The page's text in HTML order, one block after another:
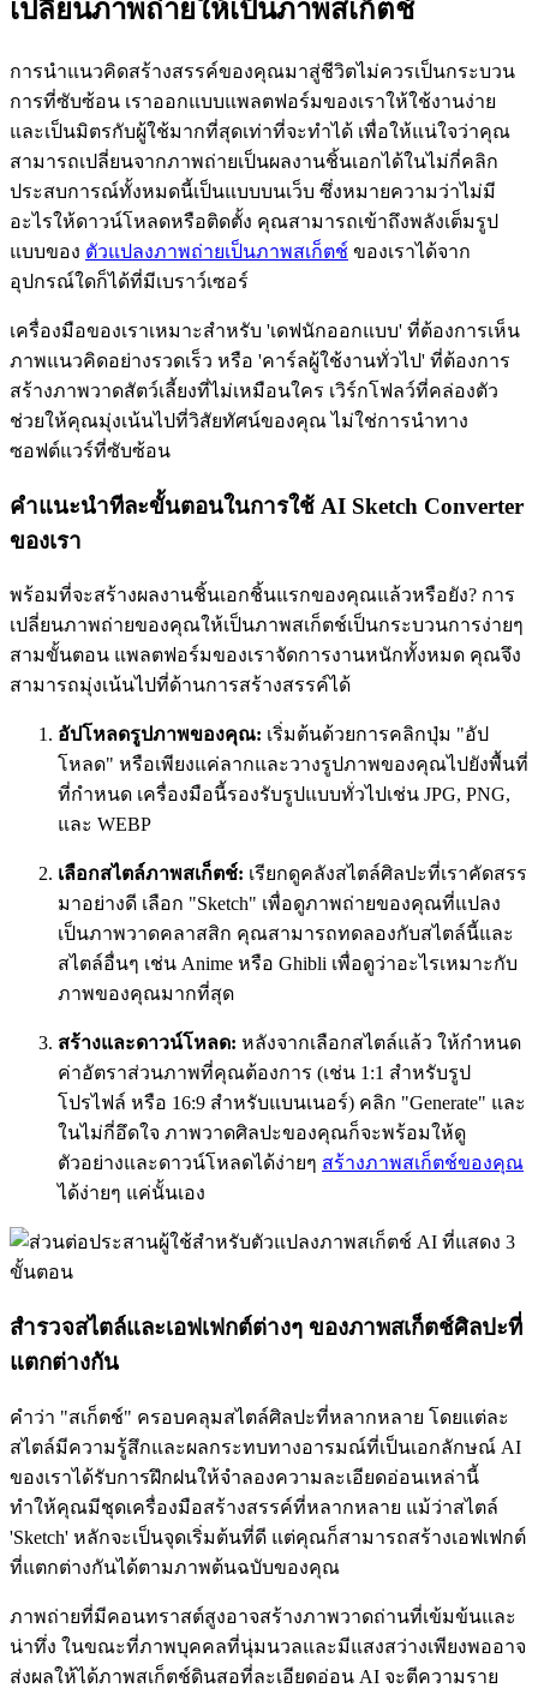
เปลี่ยนภาพถ่ายให้เป็นภาพสเก็ตช์
การนำแนวคิดสร้างสรรค์ของคุณมาสู่ชีวิตไม่ควรเป็นกระบวน
การที่ซับซ้อน เราออกแบบแพลตฟอร์มของเราให้ใช้งานง่าย
และเป็นมิตรกับผู้ใช้มากที่สุดเท่าที่จะทำได้ เพื่อให้แน่ใจว่าคุณ
สามารถเปลี่ยนจากภาพถ่ายเป็นผลงานชิ้นเอกได้ในไม่กี่คลิก
ประสบการณ์ทั้งหมดนี้เป็นแบบบนเว็บ ซึ่งหมายความว่าไม่มี
อะไรให้ดาวน์โหลดหรือติดตั้ง คุณสามารถเข้าถึงพลังเต็มรูป
แบบของ ตัวแปลงภาพถ่ายเป็นภาพสเก็ตช์ ของเราได้จาก
อุปกรณ์ใดก็ได้ที่มีเบราว์เซอร์
เครื่องมือของเราเหมาะสำหรับ 'เดฟนักออกแบบ' ที่ต้องการเห็น
ภาพแนวคิดอย่างรวดเร็ว หรือ 'คาร์ลผู้ใช้งานทั่วไป' ที่ต้องการ
สร้างภาพวาดสัตว์เลี้ยงที่ไม่เหมือนใคร เวิร์กโฟลว์ที่คล่องตัว
ช่วยให้คุณมุ่งเน้นไปที่วิสัยทัศน์ของคุณ ไม่ใช่การนำทาง
ซอฟต์แวร์ที่ซับซ้อน
คำแนะนำทีละขั้นตอนในการใช้ AI Sketch Converter
ของเรา
พร้อมที่จะสร้างผลงานชิ้นเอกชิ้นแรกของคุณแล้วหรือยัง? การ
เปลี่ยนภาพถ่ายของคุณให้เป็นภาพสเก็ตช์เป็นกระบวนการง่ายๆ
สามขั้นตอน แพลตฟอร์มของเราจัดการงานหนักทั้งหมด คุณจึง
สามารถมุ่งเน้นไปที่ด้านการสร้างสรรค์ได้
อัปโหลดรูปภาพของคุณ: เริ่มต้นด้วยการคลิกปุ่ม "อัป
โหลด" หรือเพียงแค่ลากและวางรูปภาพของคุณไปยังพื้นที่
ที่กำหนด เครื่องมือนี้รองรับรูปแบบทั่วไปเช่น JPG, PNG,
และ WEBP
เลือกสไตล์ภาพสเก็ตช์: เรียกดูคลังสไตล์ศิลปะที่เราคัดสรร
มาอย่างดี เลือก "Sketch" เพื่อดูภาพถ่ายของคุณที่แปลง
เป็นภาพวาดคลาสสิก คุณสามารถทดลองกับสไตล์นี้และ
สไตล์อื่นๆ เช่น Anime หรือ Ghibli เพื่อดูว่าอะไรเหมาะกับ
ภาพของคุณมากที่สุด
สร้างและดาวน์โหลด: หลังจากเลือกสไตล์แล้ว ให้กำหนด
ค่าอัตราส่วนภาพที่คุณต้องการ (เช่น 1:1 สำหรับรูป
โปรไฟล์ หรือ 16:9 สำหรับแบนเนอร์) คลิก "Generate" และ
ในไม่กี่อึดใจ ภาพวาดศิลปะของคุณก็จะพร้อมให้ดู
ตัวอย่างและดาวน์โหลดได้ง่ายๆ สร้างภาพสเก็ตช์ของคุณ
ได้ง่ายๆ แค่นั้นเอง
สำรวจสไตล์และเอฟเฟกต์ต่างๆ ของภาพสเก็ตช์ศิลปะที่
แตกต่างกัน
คำว่า "สเก็ตช์" ครอบคลุมสไตล์ศิลปะที่หลากหลาย โดยแต่ละ
สไตล์มีความรู้สึกและผลกระทบทางอารมณ์ที่เป็นเอกลักษณ์ AI
ของเราได้รับการฝึกฝนให้จำลองความละเอียดอ่อนเหล่านี้
ทำให้คุณมีชุดเครื่องมือสร้างสรรค์ที่หลากหลาย แม้ว่าสไตล์
'Sketch' หลักจะเป็นจุดเริ่มต้นที่ดี แต่คุณก็สามารถสร้างเอฟเฟกต์
ที่แตกต่างกันได้ตามภาพต้นฉบับของคุณ
ภาพถ่ายที่มีคอนทราสต์สูงอาจสร้างภาพวาดถ่านที่เข้มข้นและ
น่าทึ่ง ในขณะที่ภาพบุคคลที่นุ่มนวลและมีแสงสว่างเพียงพออาจ
ส่งผลให้ได้ภาพสเก็ตช์ดินสอที่ละเอียดอ่อน AI จะตีความราย